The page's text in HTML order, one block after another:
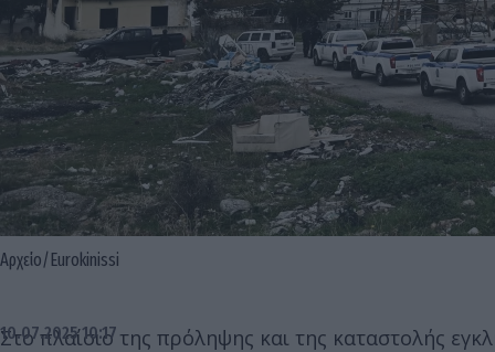
Αρχείο/Eurokinissi
10.07.2025 10:17
Στο πλαίσιο της πρόληψης και της καταστολής